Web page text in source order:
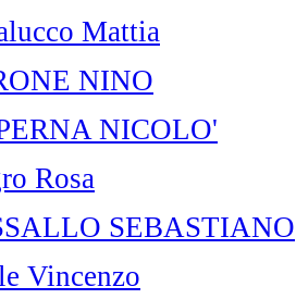
Mattia
NINO
NICOLO'
Rosa
SEBASTIANO
Vincenzo